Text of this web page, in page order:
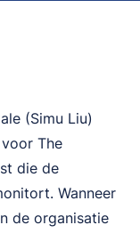
(Simu Liu)
The
die de
Wanneer
de organisatie